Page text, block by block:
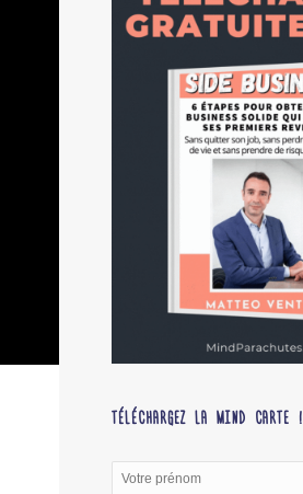
TÉLÉCHARGEZ LA MIND CARTE !